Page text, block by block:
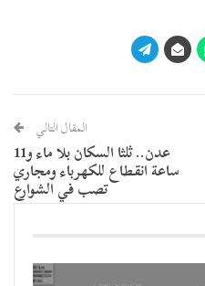
المقال التالي
عدن.. ثلثا السكان بلا ماء و11
ساعة انقطاع للكهرباء ومجاري
تصب في الشوارع